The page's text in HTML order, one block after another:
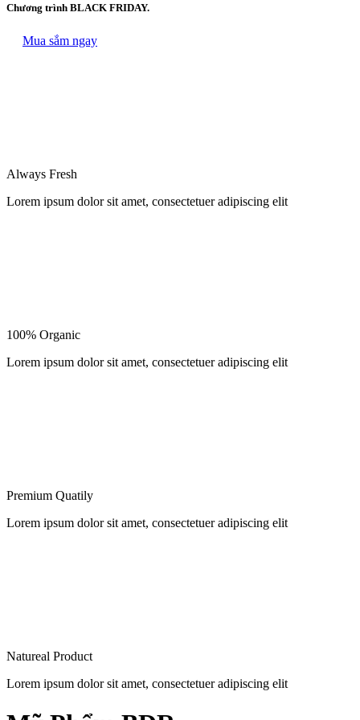
Chương trình BLACK FRIDAY.
Mua sắm ngay
Always Fresh
Lorem ipsum dolor sit amet, consectetuer adipiscing elit
100% Organic
Lorem ipsum dolor sit amet, consectetuer adipiscing elit
Premium Quatily
Lorem ipsum dolor sit amet, consectetuer adipiscing elit
Natureal Product
Lorem ipsum dolor sit amet, consectetuer adipiscing elit